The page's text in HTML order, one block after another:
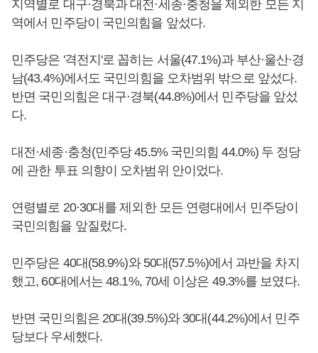
지역별로 대구·경북과 대전·세종·충청을 제외한 모든 지
역에서 민주당이 국민의힘을 앞섰다.
민주당은 '격전지'로 꼽히는 서울(47.1%)과 부산·울산·경
남(43.4%)에서도 국민의힘을 오차범위 밖으로 앞섰다.
반면 국민의힘은 대구·경북(44.8%)에서 민주당을 앞섰
다.
대전·세종·충청(민주당 45.5% 국민의힘 44.0%) 두 정당
에 관한 투표 의향이 오차범위 안이었다.
연령별로 20·30대를 제외한 모든 연령대에서 민주당이
국민의힘을 앞질렀다.
민주당은 40대(58.9%)와 50대(57.5%)에서 과반을 차지
했고, 60대에서는 48.1%, 70세 이상은 49.3%를 보였다.
반면 국민의힘은 20대(39.5%)와 30대(44.2%)에서 민주
당보다 우세했다.